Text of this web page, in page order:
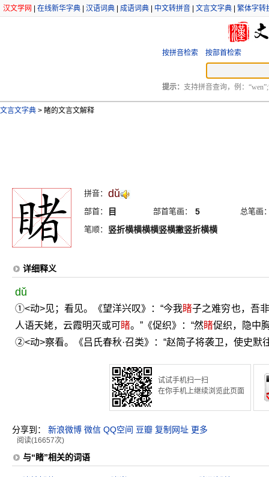
汉文学网 在线新华字典 汉语词典 成语词典 中文转拼音 文言文字典 繁体字转
按拼音检索 按部首检索
提示： 支持拼音查询，例：
文言文字典 > 睹的文言文解释
拼音： dŭ
部首： 目 部首笔画： 5
总笔画
笔顺：
竖折横横横横竖横撇竖折横横
详细释义
dǔ
①<动>见；看见。《望洋兴叹》：“今我睹子之难穷也，吾
人语天姥，云霞明灭或可睹。”《促织》：“然睹促织，隐中
②<动>察看。《吕氏春秋·召类》：“赵简子将袭卫，使史默
试试手机扫一扫
在你手机上继续浏览此页面
分享到： 新浪微博 微信 QQ空间 豆瓣 复制网址 更多
阅读(16657次)
与“睹”相关的词语